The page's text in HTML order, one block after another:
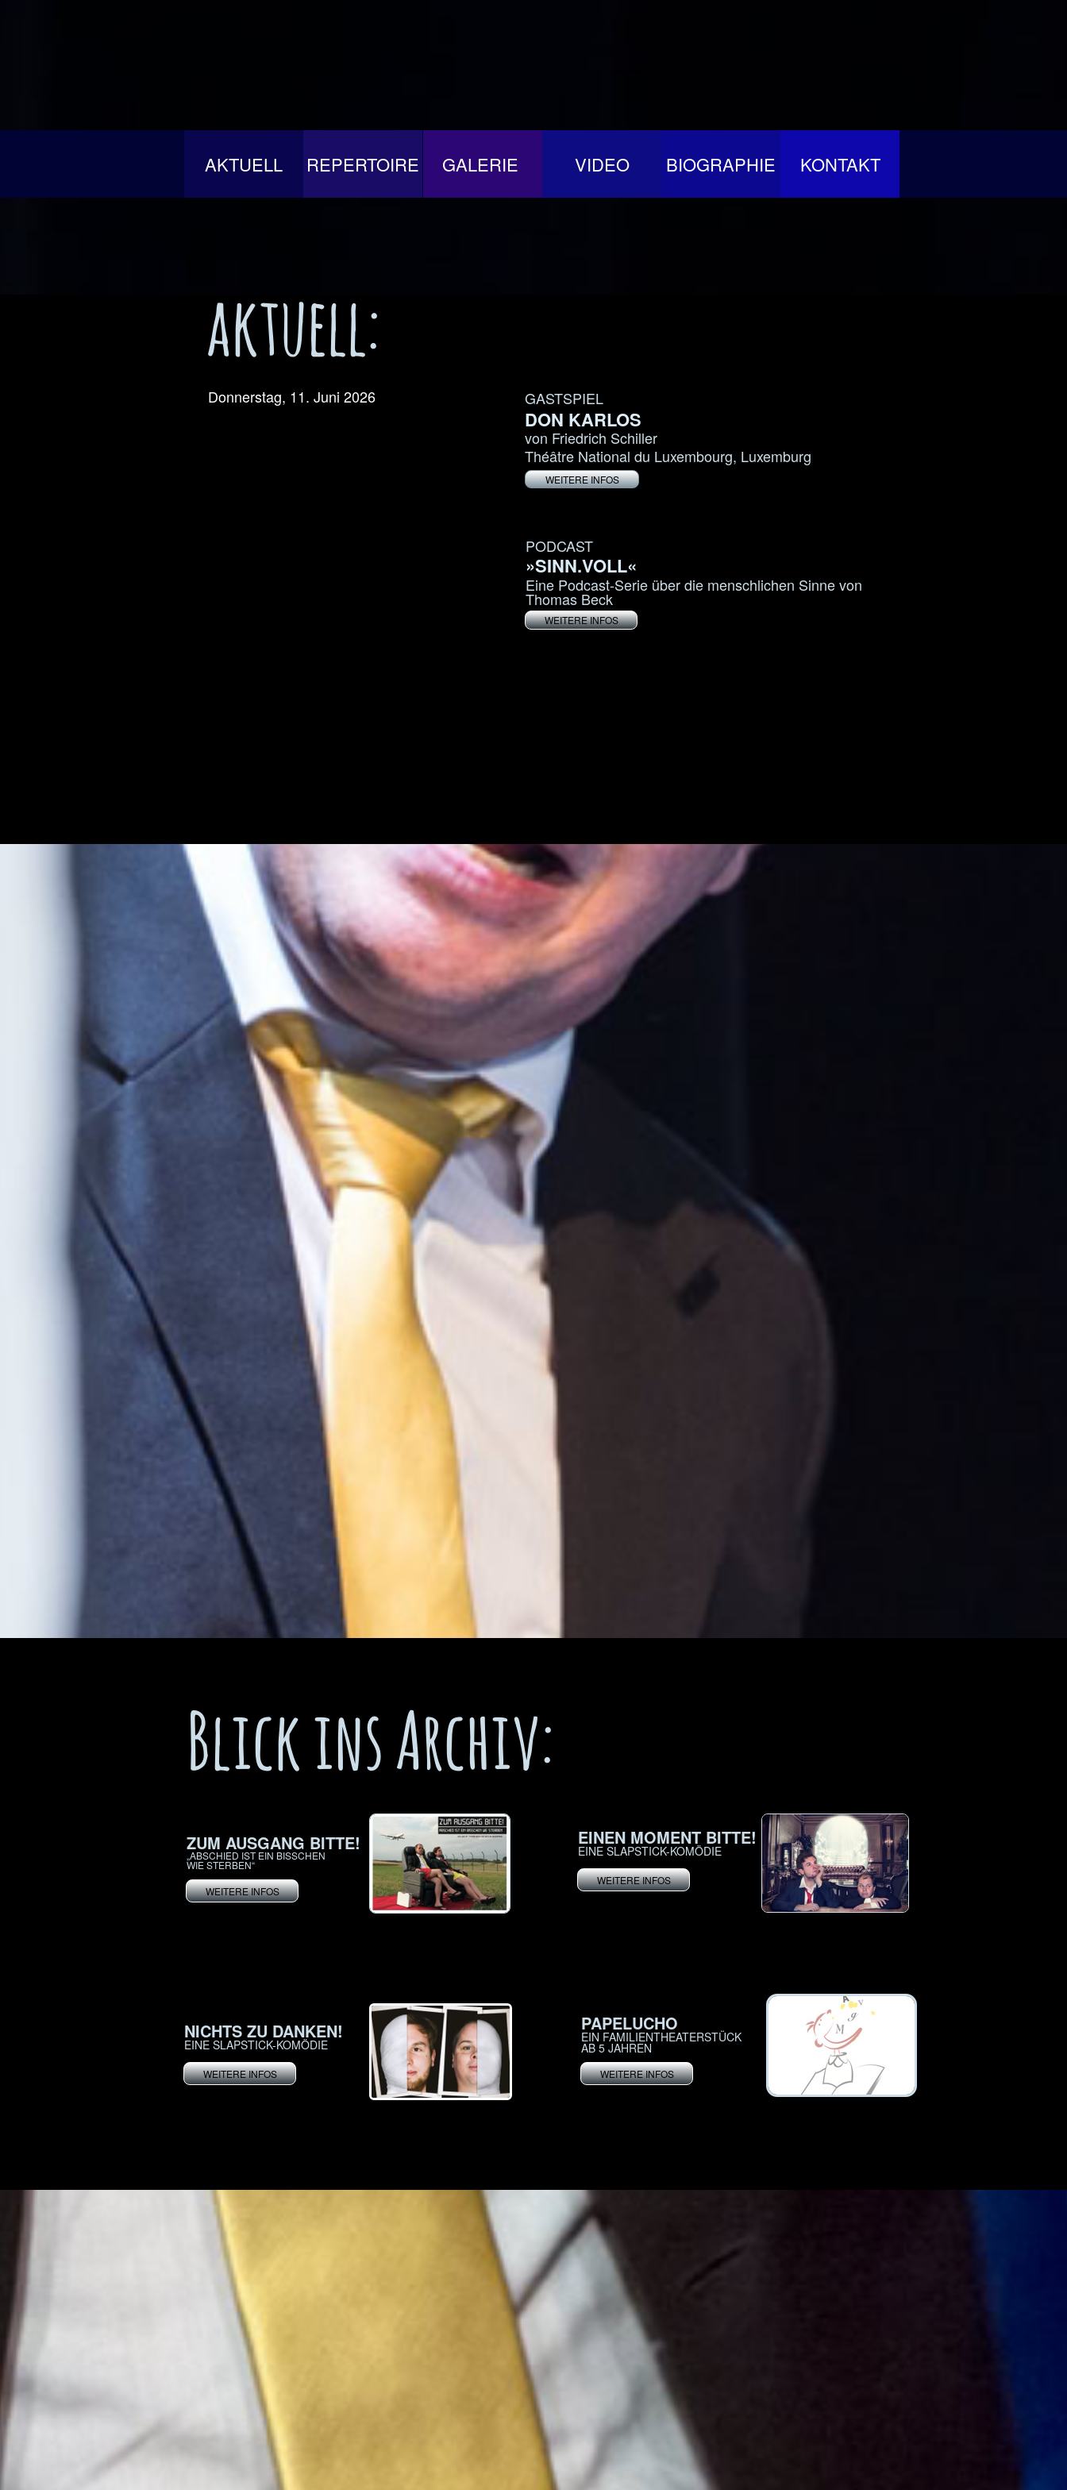
AKTUELL REPERTOIRE GALERIE VIDEO BIOGRAPHIE KONTAKT
aktuell:
Donnerstag, 11. Juni 2026 GASTSPIEL
DON KARLOS
von Friedrich Schiller
Théâtre National du Luxembourg, Luxemburg
WEITERE INFOS
PODCAST
»SINN.VOLL«
Eine Podcast-Serie über die menschlichen Sinne von
Thomas Beck
WEITERE INFOS
Blick ins Archiv:
ZUM AUSGANG BITTE!
„ABSCHIED IST EIN BISSCHEN
WIE STERBEN“
WEITERE INFOS
EINEN MOMENT BITTE!
EINE SLAPSTICK-KOMÖDIE
WEITERE INFOS
NICHTS ZU DANKEN!
EINE SLAPSTICK-KOMÖDIE
WEITERE INFOS
PAPELUCHO
EIN FAMILIENTHEATERSTÜCK
AB 5 JAHREN
WEITERE INFOS